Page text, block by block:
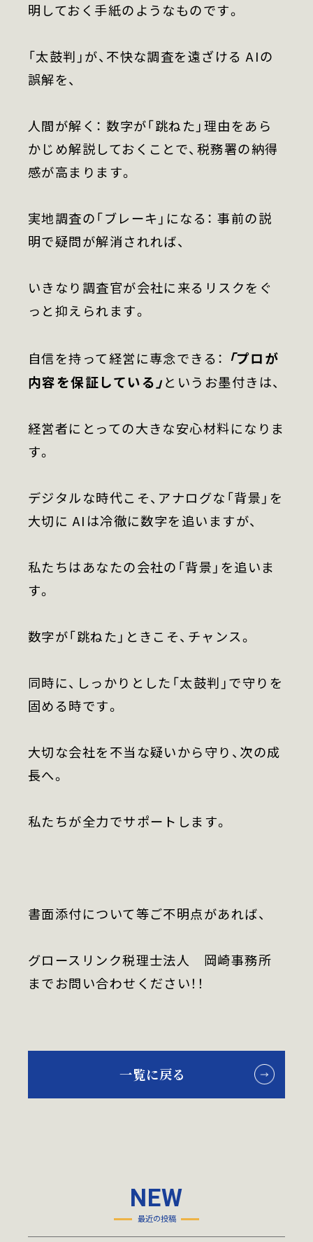
明しておく手紙のようなものです。
「太鼓判」が、不快な調査を遠ざける AIの
誤解を、
人間が解く： 数字が「跳ねた」理由をあら
かじめ解説しておくことで、税務署の納得
感が高まります。
実地調査の「ブレーキ」になる： 事前の説
明で疑問が解消されれば、
いきなり調査官が会社に来るリスクをぐ
っと抑えられます。
自信を持って経営に専念できる： 「プロが
内容を保証している」というお墨付きは、
経営者にとっての大きな安心材料になりま
す。
デジタルな時代こそ、アナログな「背景」を
大切に AIは冷徹に数字を追いますが、
私たちはあなたの会社の「背景」を追いま
す。
数字が「跳ねた」ときこそ、チャンス。
同時に、しっかりとした「太鼓判」で守りを
固める時です。
大切な会社を不当な疑いから守り、次の成
長へ。
私たちが全力でサポートします。
書面添付について等ご不明点があれば、
グロースリンク税理士法人 岡崎事務所
までお問い合わせください！！
一覧に戻る
NEW
最近の投稿